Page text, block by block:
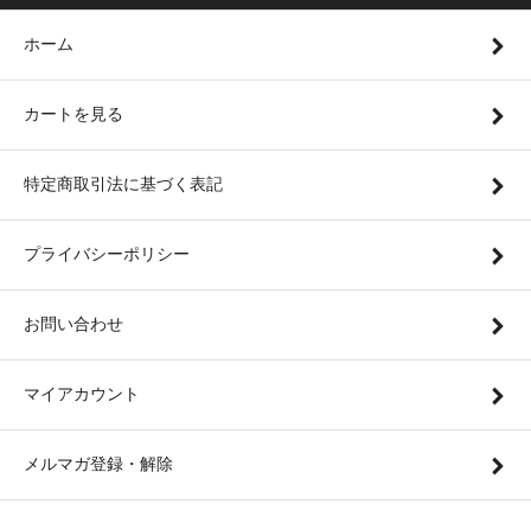
ホーム
カートを見る
特定商取引法に基づく表記
プライバシーポリシー
お問い合わせ
マイアカウント
メルマガ登録・解除